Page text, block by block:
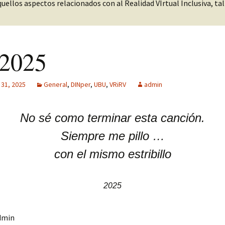
+ Club
aspectos relacionados con al Realidad VIrtual Inclusiva, tal
2025 General, DINper, UBU, VRiRV admin
No sé como terminar esta canción.
Siempre me pillo …
con el mismo estribillo
2025